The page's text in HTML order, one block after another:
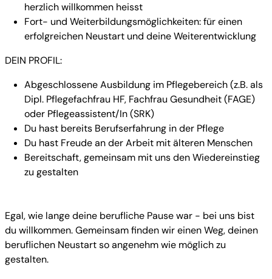
herzlich willkommen heisst
Fort- und Weiterbildungsmöglichkeiten: für einen
erfolgreichen Neustart und deine Weiterentwicklung
DEIN PROFIL:
Abgeschlossene Ausbildung im Pflegebereich (z.B. als
Dipl. Pflegefachfrau HF, Fachfrau Gesundheit (FAGE)
oder Pflegeassistent/In (SRK)
Du hast bereits Berufserfahrung in der Pflege
Du hast Freude an der Arbeit mit älteren Menschen
Bereitschaft, gemeinsam mit uns den Wiedereinstieg
zu gestalten
Egal, wie lange deine berufliche Pause war - bei uns bist
du willkommen. Gemeinsam finden wir einen Weg, deinen
beruflichen Neustart so angenehm wie möglich zu
gestalten.